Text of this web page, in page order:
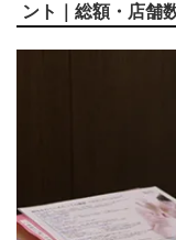
ント｜総額・店舗